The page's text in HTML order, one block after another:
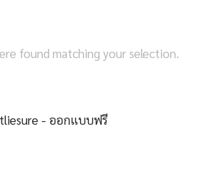
found matching your selection.